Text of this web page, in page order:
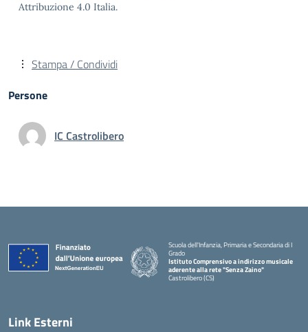
Attribuzione 4.0 Italia.
Stampa / Condividi
Persone
IC Castrolibero
Scuola dell'Infanzia, Primaria e Secondaria di I
Grado
Istituto Comprensivo a indirizzo musicale
aderente alla rete "Senza Zaino"
Castrolibero (CS)
Link Esterni